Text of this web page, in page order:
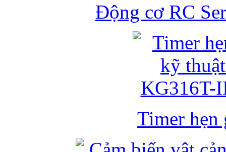
Động cơ RC
Timer hẹn